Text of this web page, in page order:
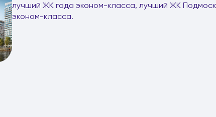
лучший ЖК года эконом-класса, лучший ЖК
эконом-класса.